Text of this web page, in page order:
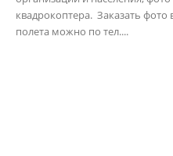
квадрокоптера. Заказать
полета можно по тел....